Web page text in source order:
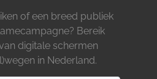
of een breed publiek
Bereik
digitale schermen
in Nederland.